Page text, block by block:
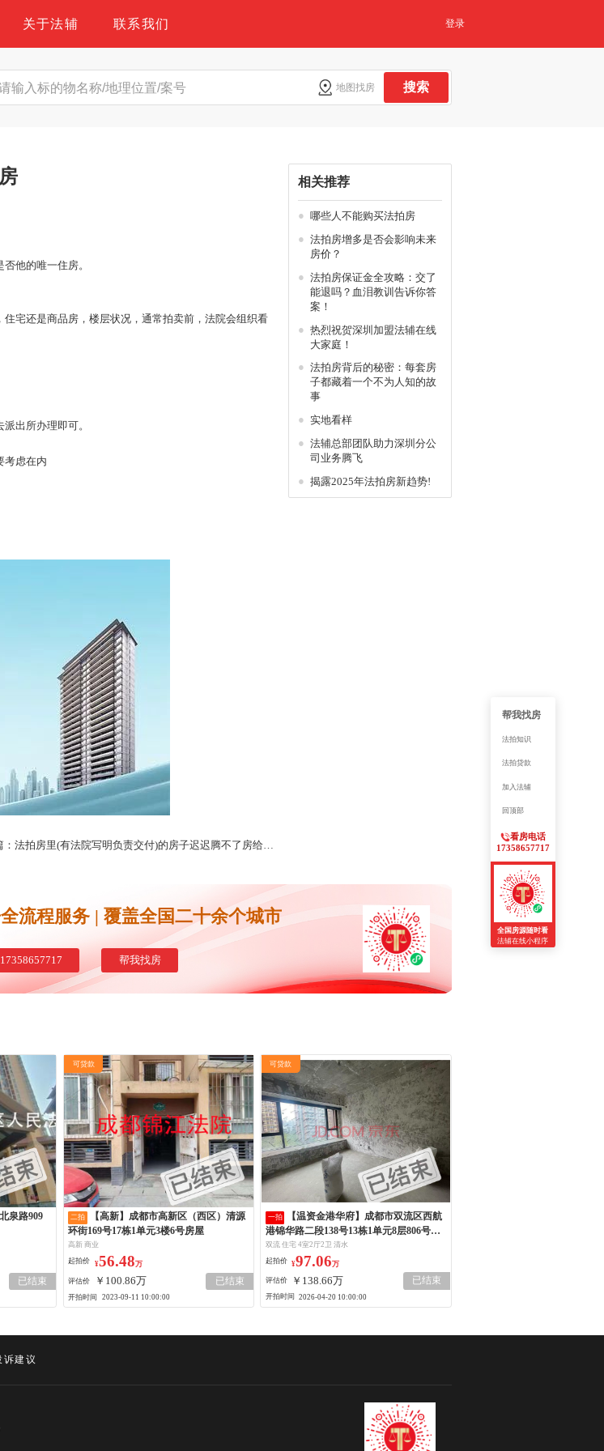
关于法辅 联系我们 登录
地图找房 搜索
他的唯一住房。
宅还是商品房，楼层状况，通常拍卖前，法院会组织看
出所办理即可。
考虑在内
下一篇：法拍房里(有法院写明负责交付)的房子迟迟腾不了房给拍买者怎么维权?
相关推荐
● 哪些人不能购买法拍房
● 法拍房增多是否会影响未来
房价？
● 法拍房保证金全攻略：交了
能退吗？血泪教训告诉你答
案！
● 热烈祝贺深圳加盟法辅在线
大家庭！
● 法拍房背后的秘密：每套房
子都藏着一个不为人知的故
事
● 实地看样
● 法辅总部团队助力深圳分公
司业务腾飞
● 揭露2025年法拍房新趋势!
流程服务 | 覆盖全国二十余个城市
帮我找房
已结束
可贷款
二拍
环街169号17栋1单元3楼6号房屋
高新 商业
起拍价 ¥56.48万
评估价 ￥100.86万 已结束
开拍时间 2023-09-11 10:00:00
可贷款
一拍
港锦华路二段138号13栋1单元8层806号房
屋
双流 住宅 4室2厅2卫 清水
起拍价 ¥97.06万
评估价 ￥138.66万 已结束
开拍时间 2026-04-20 10:00:00
诉建议
帮我找房
法拍知识
法拍贷款
加入法辅
回顶部
看房电话
17358657717
全国房源随时看
法辅在线小程序